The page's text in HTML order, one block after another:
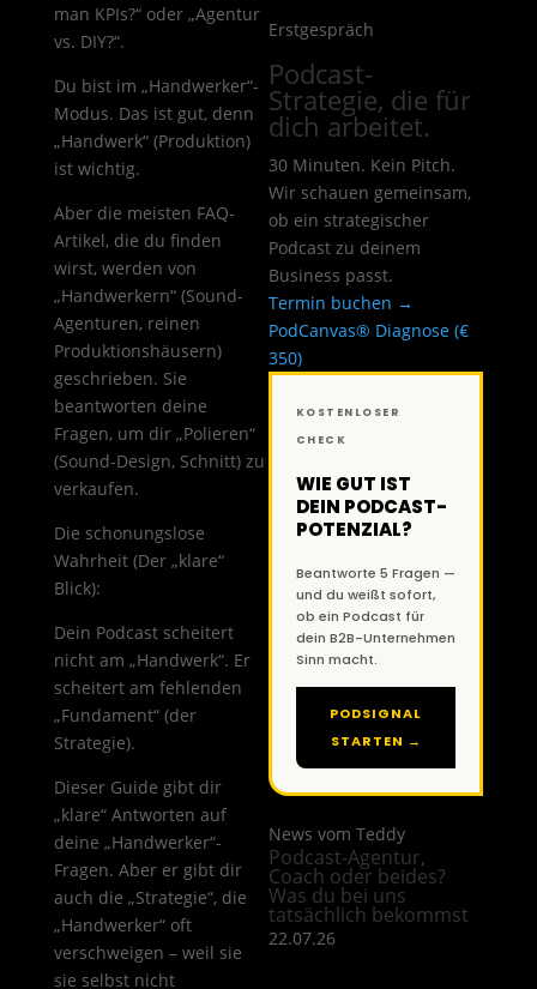
man KPIs?“ oder „Agentur
vs. DIY?“.
Du bist im „Handwerker“-
Modus. Das ist gut, denn
„Handwerk“ (Produktion)
ist wichtig.
Aber die meisten FAQ-
Artikel, die du finden
wirst, werden von
„Handwerkern“ (Sound-
Agenturen, reinen
Produktionshäusern)
geschrieben. Sie
beantworten deine
Fragen, um dir „Polieren“
(Sound-Design, Schnitt) zu
verkaufen.
Die schonungslose
Wahrheit (Der „klare“
Blick):
Dein Podcast scheitert
nicht am „Handwerk“. Er
scheitert am fehlenden
„Fundament“ (der
Strategie).
Dieser Guide gibt dir
„klare“ Antworten auf
deine „Handwerker“-
Fragen. Aber er gibt dir
auch die „Strategie“, die
„Handwerker“ oft
verschweigen – weil sie
sie selbst nicht
Erstgespräch
Podcast-
Strategie, die für
dich arbeitet.
30 Minuten. Kein Pitch.
Wir schauen gemeinsam,
ob ein strategischer
Podcast zu deinem
Business passt.
Termin buchen →
PodCanvas® Diagnose (€
350)
KOSTENLOSER
CHECK
WIE GUT IST
DEIN PODCAST-
POTENZIAL?
Beantworte 5 Fragen —
und du weißt sofort,
ob ein Podcast für
dein B2B-Unternehmen
Sinn macht.
PODSIGNAL
STARTEN →
News vom Teddy
Podcast-Agentur,
Coach oder beides?
Was du bei uns
tatsächlich bekommst
22.07.26